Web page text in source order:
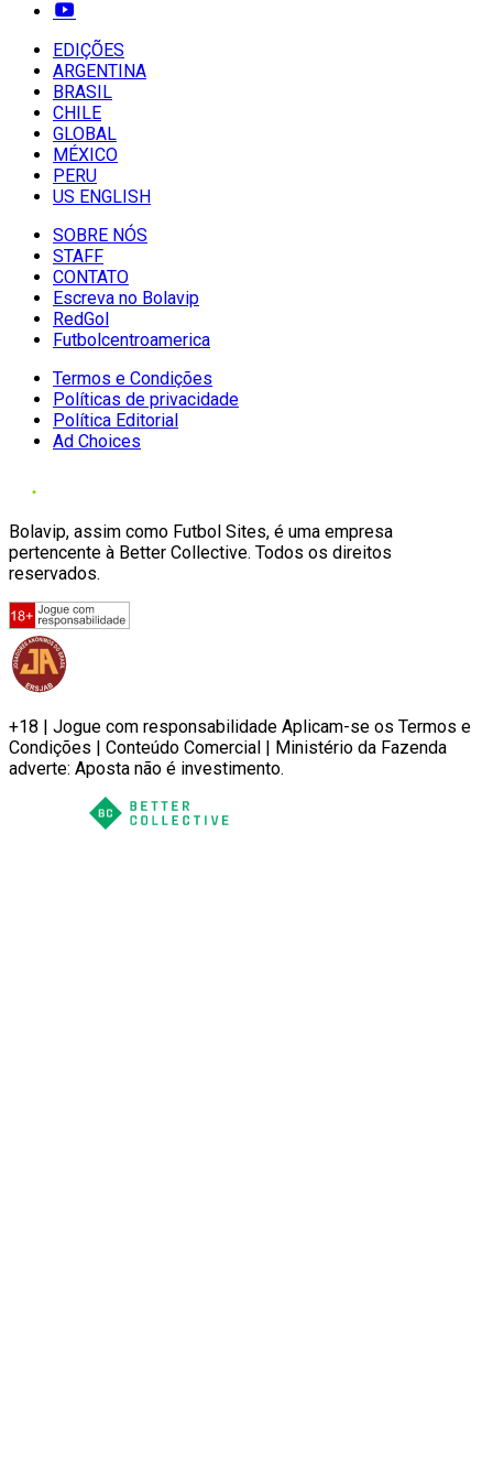
EDIÇÕES
ARGENTINA
BRASIL
CHILE
GLOBAL
MÉXICO
PERU
US ENGLISH
SOBRE NÓS
STAFF
CONTATO
Escreva no Bolavip
RedGol
Futbolcentroamerica
Termos e Condições
Políticas de privacidade
Política Editorial
Ad Choices
Bolavip, assim como Futbol Sites, é uma empresa
pertencente à Better Collective. Todos os direitos
reservados.
+18 | Jogue com responsabilidade Aplicam-se os Termos e
Condições | Conteúdo Comercial | Ministério da Fazenda
adverte: Aposta não é investimento.